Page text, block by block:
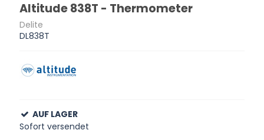
Altitude 838T - Thermometer
Delite
DL838T
AUF LAGER
Sofort versendet